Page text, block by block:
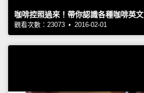
咖啡控照過來！帶你認識各種咖啡英文
觀看次數：23073 • 2016-02-01